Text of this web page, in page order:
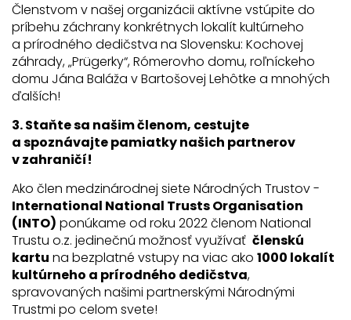
Členstvom v našej organizácii aktívne vstúpite do
príbehu záchrany konkrétnych lokalít kultúrneho
a prírodného dedičstva na Slovensku: Kochovej
záhrady, „Prügerky“, Rómerovho domu, roľníckeho
domu Jána Baláža v Bartošovej Lehôtke a mnohých
ďalších!
3. Staňte sa našim členom, cestujte
a spoznávajte pamiatky našich partnerov
v zahraničí!
Ako člen medzinárodnej siete Národných Trustov -
International National Trusts Organisation
(INTO) ponúkame od roku 2022 členom National
Trustu o.z. jedinečnú možnosť využívať členskú
kartu na bezplatné vstupy na viac ako 1000 lokalít
kultúrneho a prírodného dedičstva,
spravovaných našimi partnerskými Národnými
Trustmi po celom svete!